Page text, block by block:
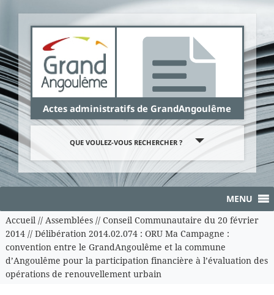
Actes administratifs de GrandAngoulême
QUE VOULEZ-VOUS RECHERCHER ?
MENU
Accueil// Assemblées// Conseil Communautaire du 20 février
2014// Délibération 2014.02.074 : ORU Ma Campagne :
convention entre le GrandAngoulême et la commune
d’Angoulême pour la participation financière à l’évaluation des
opérations de renouvellement urbain
Panneau de gestion des cookies